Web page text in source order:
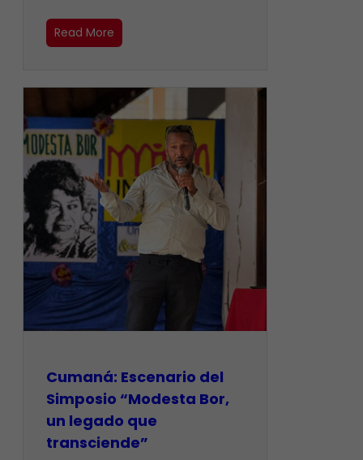
Read More
Cumaná: Escenario del
Simposio “Modesta Bor,
un legado que
transciende”